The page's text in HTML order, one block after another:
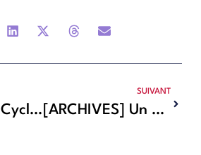
[ARCHIVES] Cycle Jacques Demy sur ARTE : 10 films et un documentaire inédit
SUIVANT
[ARCHIVES] Un événement Jacques Demy à la 53e édition du FEMA !